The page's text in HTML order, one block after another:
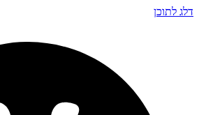
דלג לתוכן